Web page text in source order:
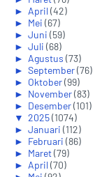
► April(42)
► Mei (67)
► Juni (59)
► Juli (68)
► Agustus (73)
► September(76)
► Oktober(99)
► November(83)
► Desember(101)
▼ 2025(1074)
► Januari (112)
► Februari (86)
► Maret(79)
► April(70)